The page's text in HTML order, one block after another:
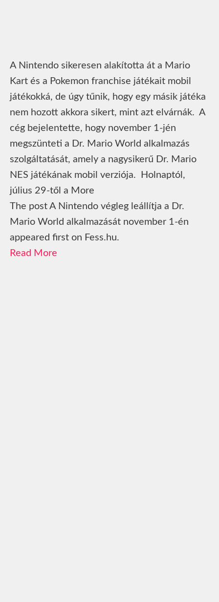
A Nintendo sikeresen alakította át a Mario
Kart és a Pokemon franchise játékait mobil
játékokká, de úgy tűnik, hogy egy másik játéka
nem hozott akkora sikert, mint azt elvárnák. A
cég bejelentette, hogy november 1-jén
megszünteti a Dr. Mario World alkalmazás
szolgáltatását, amely a nagysikerű Dr. Mario
NES játékának mobil verziója. Holnaptól,
július 29-től a More
The post A Nintendo végleg leállítja a Dr.
Mario World alkalmazását november 1-én
appeared first on Fess.hu.
Read More